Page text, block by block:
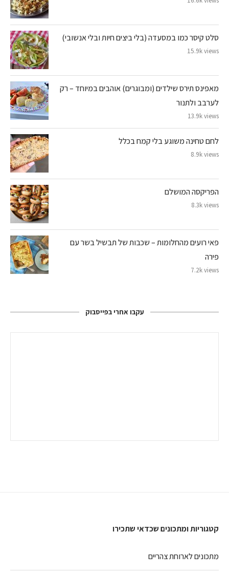
סלט קיסר כמו במסעדה (בלי ביצים חיות ובלי אנשובי)
15.9k views
מאפינס תירס שילדים (ומבוגרים) אוהבים במיוחד – רק
לערבב ולתנור
13.9k views
לחם טחינה משוגע בלי קמח בכלל
8.9k views
הפריקסה המושלם
8.3k views
פאי רועים מהחלומות – שכבות של תבשיל בשר עם
פירה
7.2k views
עקבו אחרי בפייסבוק
קטגוריות ומתכונים שכדאי שתכירו
מתכונים לארוחת צהריים